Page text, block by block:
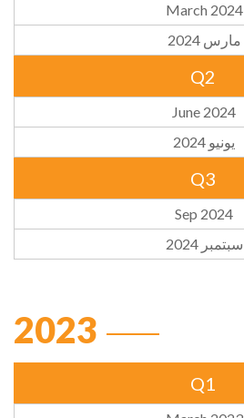
March 2024
مارس 2024
Q2
June 2024
يونيو 2024
Q3
Sep 2024
سبتمبر 2024
2023
Q1